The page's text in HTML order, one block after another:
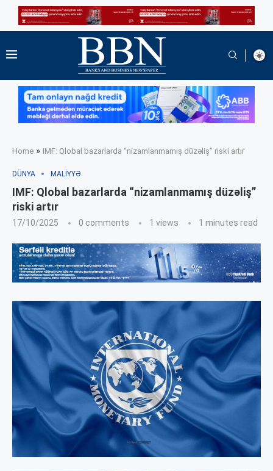
Home » IMF: Qlobal bazarlarda “nizamlanmamış düzəliş” riski artır
DÜNYA MALIYYƏ
IMF: Qlobal bazarlarda “nizamlanmamış düzəliş”
riski artır
17/10/2025 0 comments 1 views 1 minutes read